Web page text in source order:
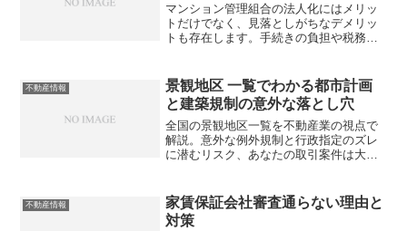
マンション管理組合の法人化にはメリッ
トだけでなく、見落としがちなデメリッ
トも存在します。手続きの負担や税務上
不動産情報
景観地区 一覧でわかる都市計画
と建築規制の意外な落とし穴
全国の景観地区一覧を不動産業の視点で
解説。意外な例外規制と行政指定のズレ
に潜むリスク、あなたの取引案件は大丈
不動産情報
家賃保証会社審査通らない理由と
対策